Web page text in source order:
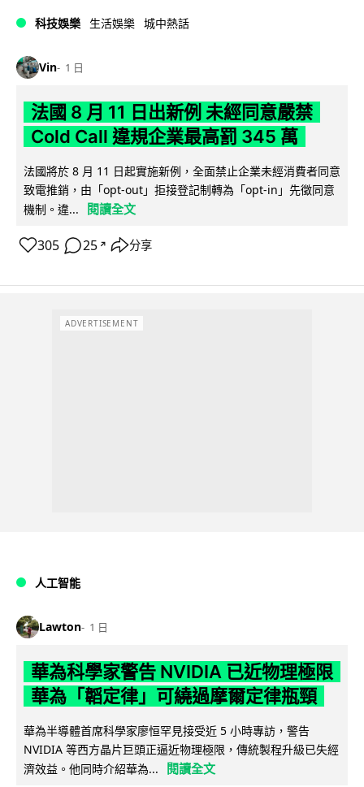
科技娛樂 生活娛樂 城中熱話
Vin 1 日
法國 8 月 11 日出新例 未經同意嚴禁
Cold Call 違規企業最高罰 345 萬
法國將於 8 月 11 日起實施新例，全面禁止企業未經消費者同意
致電推銷，由「opt-out」拒接登記制轉為「opt-in」先徵同意
機制。違...
閱讀全文
305 25 ↗ 分享
ADVERTISEMENT
人工智能
Lawton 1 日
華為科學家警告 NVIDIA 已近物理極限
華為「韜定律」可繞過摩爾定律瓶頸
華為半導體首席科學家廖恒罕見接受近 5 小時專訪，警告
NVIDIA 等西方晶片巨頭正逼近物理極限，傳統製程升級已失經
濟效益。他同時介紹華為...
閱讀全文